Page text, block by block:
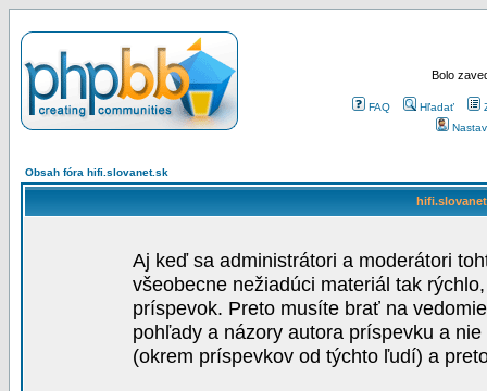
Bolo
FAQ Hľadať
Obsah fóra hifi.slovanet.sk
Aj keď sa administrátori a moderátori
všeobecne nežiadúci materiál tak
príspevok. Preto musíte brať na
pohľady a názory autora príspevku a
(okrem príspevkov od týchto ľudí) a